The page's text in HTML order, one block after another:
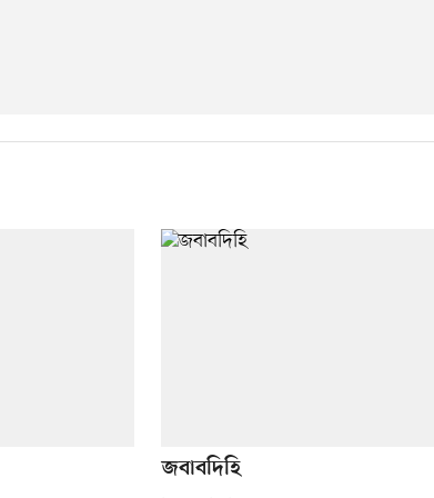
জবাবদিহি